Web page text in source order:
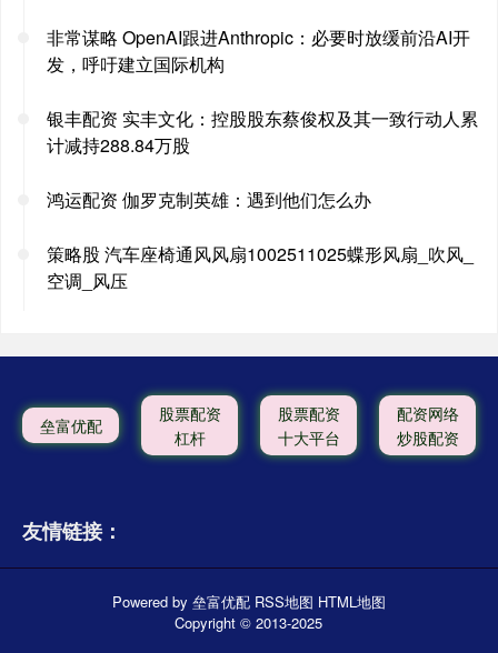
非常谋略 OpenAI跟进Anthropic：必要时放缓前沿AI开
发，呼吁建立国际机构
银丰配资 实丰文化：控股股东蔡俊权及其一致行动人累
计减持288.84万股
鸿运配资 伽罗克制英雄：遇到他们怎么办
策略股 汽车座椅通风风扇1002511025蝶形风扇_吹风_
空调_风压
垒富优配
股票配资
杠杆
股票配资
十大平台
配资网络
炒股配资
友情链接：
Powered by 垒富优配 RSS地图 HTML地图
Copyright© 2013-2025